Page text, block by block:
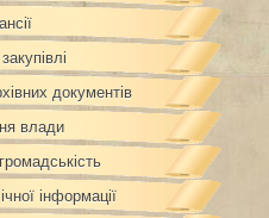
документів
влади
інформації